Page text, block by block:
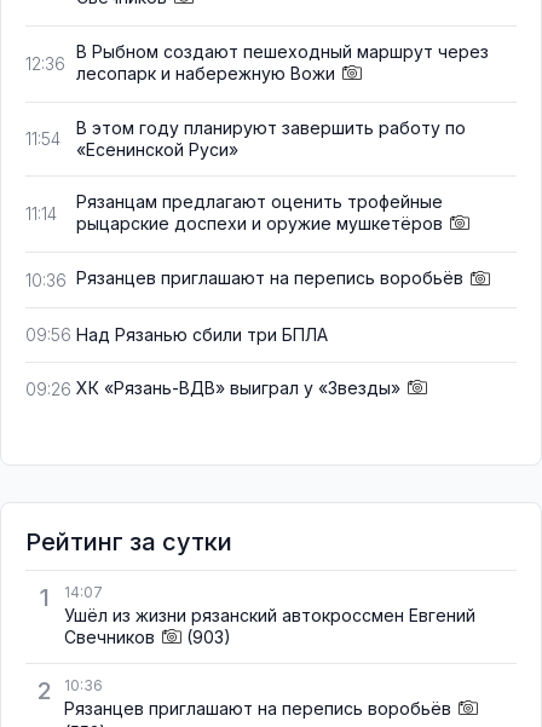
12:36
В Рыбном создают пешеходный маршрут через
лесопарк и набережную Вожи
11:54
В этом году планируют завершить работу по
«Есенинской Руси»
11:14
Рязанцам предлагают оценить трофейные
рыцарские доспехи и оружие мушкетёров
10:36 Рязанцев приглашают на перепись воробьёв
09:56 Над Рязанью сбили три БПЛА
09:26 ХК «Рязань-ВДВ» выиграл у «Звезды»
Рейтинг за сутки
1
14:07
Ушёл из жизни рязанский автокроссмен Евгений
Свечников
(903)
2 10:36
Рязанцев приглашают на перепись воробьёв